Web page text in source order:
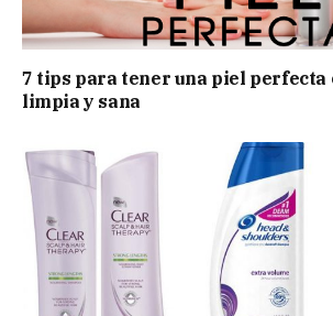
7 tips para tener una piel perfecta
limpia y sana